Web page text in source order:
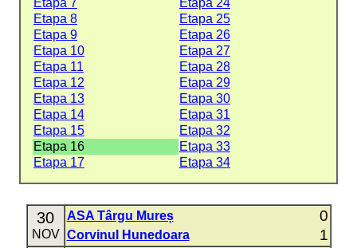
Etapa 7
Etapa 24
Etapa 8
Etapa 25
Etapa 9
Etapa 26
Etapa 10
Etapa 27
Etapa 11
Etapa 28
Etapa 12
Etapa 29
Etapa 13
Etapa 30
Etapa 14
Etapa 31
Etapa 15
Etapa 32
Etapa 16
Etapa 33
Etapa 17
Etapa 34
30
NOV
ASA Târgu Mureș 0
Corvinul Hunedoara 1